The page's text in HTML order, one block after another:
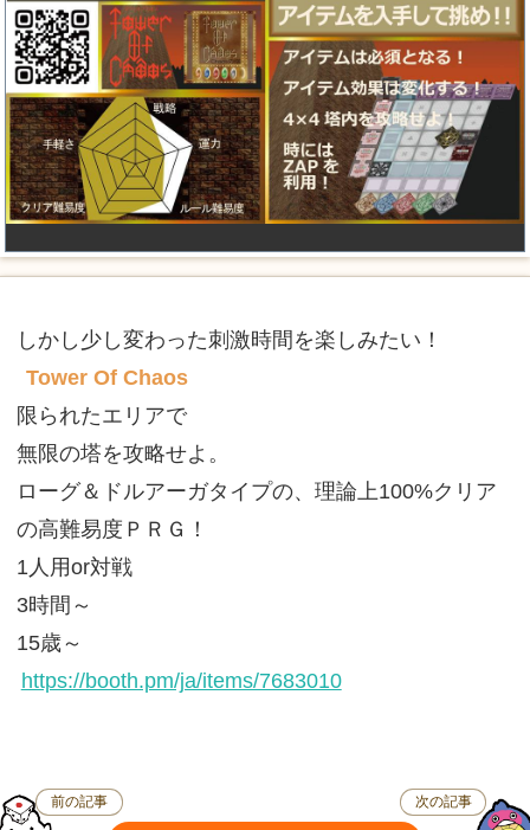
しかし少し変わった刺激時間を楽しみたい！
Tower Of Chaos
限られたエリアで
無限の塔を攻略せよ。
ローグ＆ドルアーガタイプの、理論上100%クリア
の高難易度ＰＲＧ！
1人用or対戦
3時間～
15歳～
https://booth.pm/ja/items/7683010
前の記事 次の記事